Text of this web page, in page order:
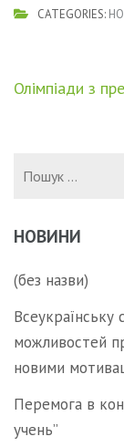
CATEGORIES:
Навігація
Олімпіади з
НОВИНИ
(без назви)
Всеукраїнську
можливостей
новими
Перемога в
учень”